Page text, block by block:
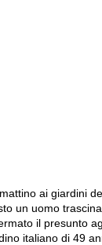
ai giardini del
un uomo
il presunto
italiano di 49